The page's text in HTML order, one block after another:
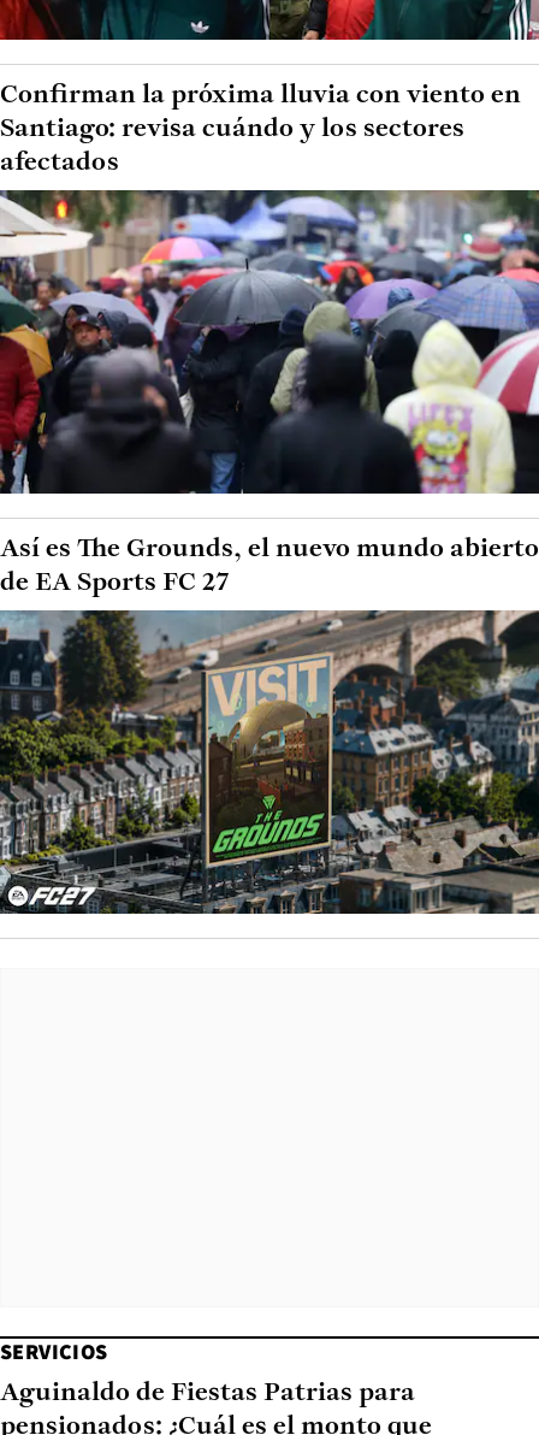
Confirman la próxima lluvia con viento en
Santiago: revisa cuándo y los sectores
afectados
Así es The Grounds, el nuevo mundo abierto
de EA Sports FC 27
SERVICIOS
Aguinaldo de Fiestas Patrias para
pensionados: ¿Cuál es el monto que